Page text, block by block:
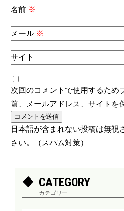
名前 ※
メール ※
サイト
次回のコメントで使用するため
前、メールアドレス、サイトを
日本語が含まれない投稿は無視
さい。（スパム対策）
CATEGORY
カテゴリー